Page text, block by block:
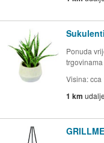
Ponuda
trgovinama
Visina: cca
1 km